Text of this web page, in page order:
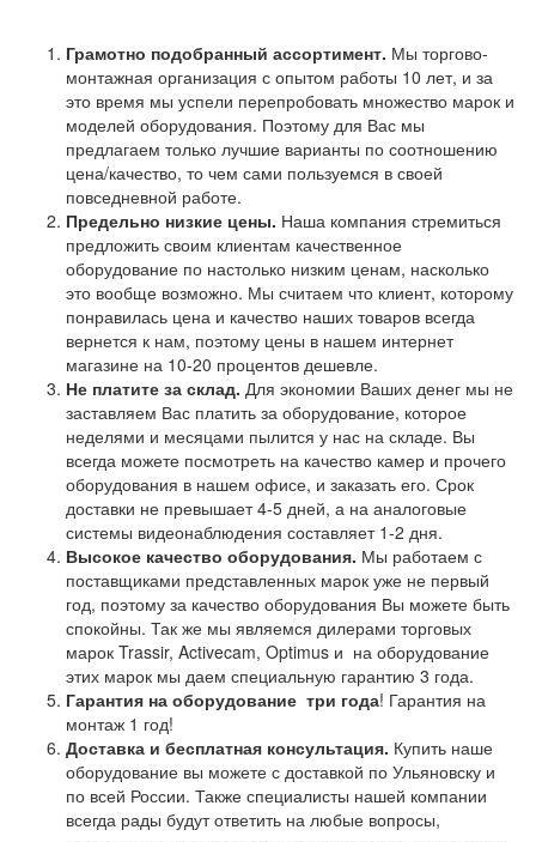
Грамотно подобранный ассортимент. Мы торгово-
монтажная организация с опытом работы 10 лет, и за
это время мы успели перепробовать множество марок и
моделей оборудования. Поэтому для Вас мы
предлагаем только лучшие варианты по соотношению
цена/качество, то чем сами пользуемся в своей
повседневной работе.
Предельно низкие цены. Наша компания стремиться
предложить своим клиентам качественное
оборудование по настолько низким ценам, насколько
это вообще возможно. Мы считаем что клиент, которому
понравилась цена и качество наших товаров всегда
вернется к нам, поэтому цены в нашем интернет
магазине на 10-20 процентов дешевле.
Не платите за склад. Для экономии Ваших денег мы не
заставляем Вас платить за оборудование, которое
неделями и месяцами пылится у нас на складе. Вы
всегда можете посмотреть на качество камер и прочего
оборудования в нашем офисе, и заказать его. Срок
доставки не превышает 4-5 дней, а на аналоговые
системы видеонаблюдения составляет 1-2 дня.
Высокое качество оборудования. Мы работаем с
поставщиками представленных марок уже не первый
год, поэтому за качество оборудования Вы можете быть
спокойны. Так же мы являемся дилерами торговых
марок Trassir, Activecam, Optimus и на оборудование
этих марок мы даем специальную гарантию 3 года.
Гарантия на оборудование три года! Гарантия на
монтаж 1 год!
Доставка и бесплатная консультация. Купить наше
оборудование вы можете с доставкой по Ульяновску и
по всей России. Также специалисты нашей компании
всегда рады будут ответить на любые вопросы,